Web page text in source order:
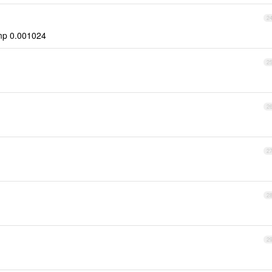
24
0.001024
25
26
27
28
29